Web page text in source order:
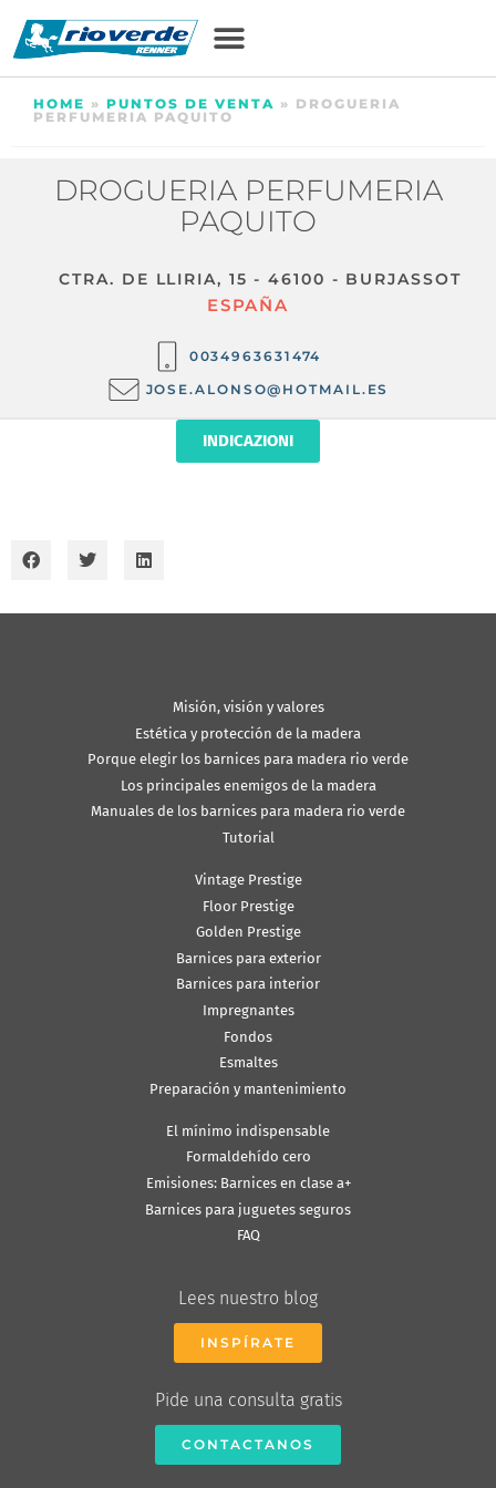
HOME » PUNTOS DE VENTA » DROGUERIA
PERFUMERIA PAQUITO
DROGUERIA PERFUMERIA
PAQUITO
CTRA. DE LLIRIA, 15 - 46100 - BURJASSOT
ESPAÑA
0034963631474
JOSE.ALONSO@HOTMAIL.ES
INDICAZIONI
Misión, visión y valores
Estética y protección de la madera
Porque elegir los barnices para madera rio verde
Los principales enemigos de la madera
Manuales de los barnices para madera rio verde
Tutorial
Vintage Prestige
Floor Prestige
Golden Prestige
Barnices para exterior
Barnices para interior
Impregnantes
Fondos
Esmaltes
Preparación y mantenimiento
El mínimo indispensable
Formaldehído cero
Emisiones: Barnices en clase a+
Barnices para juguetes seguros
FAQ
Lees nuestro blog
INSPÍRATE
Pide una consulta gratis
CONTACTANOS